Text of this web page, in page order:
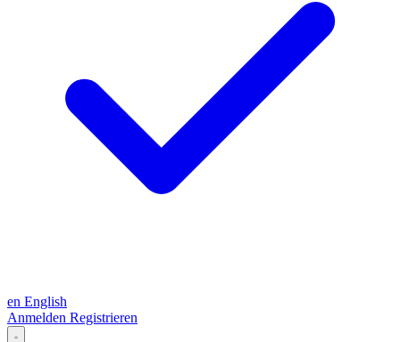
en English
Anmelden Registrieren